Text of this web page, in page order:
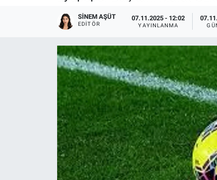
SINEM AŞÜT
EDITÖR
07.11.2025 - 12:02
YAYINLANMA
Sağlıklı Yaşam